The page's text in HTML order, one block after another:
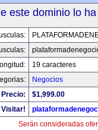
este dominio lo
19 caracteres
Negocios
Precio:
$1,999.00
Visitar!
Serán consideradas